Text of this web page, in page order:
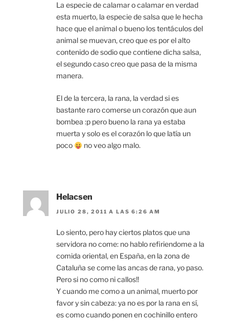
La especie de calamar o calamar en verdad
esta muerto, la especie de salsa que le hecha
hace que el animal o bueno los tentáculos del
animal se muevan, creo que es por el alto
contenido de sodio que contiene dicha salsa,
el segundo caso creo que pasa de la misma
manera.
El de la tercera, la rana, la verdad si es
bastante raro comerse un corazón que aun
bombea :p pero bueno la rana ya estaba
muerta y solo es el corazón lo que latía un
poco
no veo algo malo.
Helacsen
JULIO 28, 2011 A LAS 6:26 AM
Lo siento, pero hay ciertos platos que una
servidora no come: no hablo refiriendome a la
comida oriental, en España, en la zona de
Cataluña se come las ancas de rana, yo paso.
Pero si no como ni callos!!
Y cuando me como a un animal, muerto por
favor y sin cabeza: ya no es por la rana en sí,
es como cuando ponen en cochinillo entero